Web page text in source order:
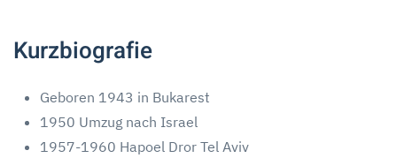
Kurzbiografie
Geboren 1943 in Bukarest
1950 Umzug nach Israel
1957-1960 Hapoel Dror Tel Aviv